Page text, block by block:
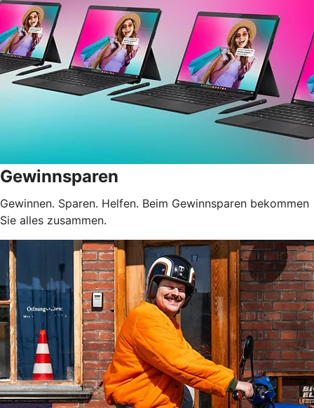
Gewinnsparen
Gewinnen. Sparen. Helfen. Beim Gewinnsparen bekommen
Sie alles zusammen.